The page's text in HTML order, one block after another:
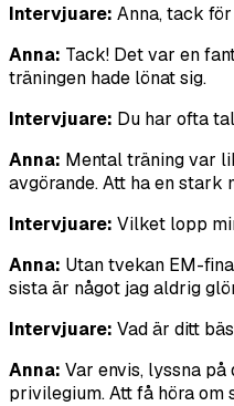
Intervjuare: Anna, tack
Anna: Tack! Det var en
träningen hade lönat sig.
Intervjuare: Du har ofta
Anna: Mental träning var
avgörande. Att ha en
Intervjuare: Vilket lopp
Anna: Utan tvekan EM-
sista är något jag aldrig
Intervjuare: Vad är ditt
Anna: Var envis, lyssna
privilegium. Att få höra om